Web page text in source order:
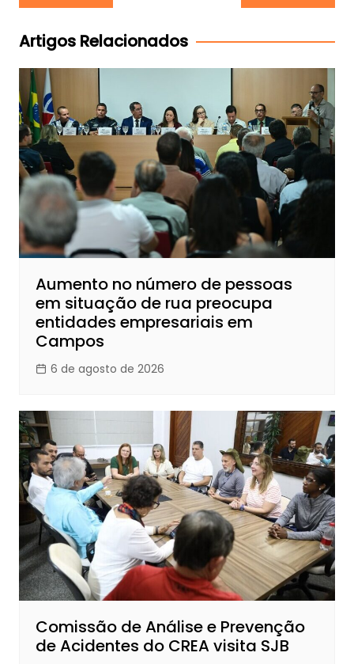
de
Post
Artigos Relacionados
Aumento no número de pessoas
em situação de rua preocupa
entidades empresariais em
Campos
6 de agosto de 2026
Comissão de Análise e Prevenção
de Acidentes do CREA visita SJB